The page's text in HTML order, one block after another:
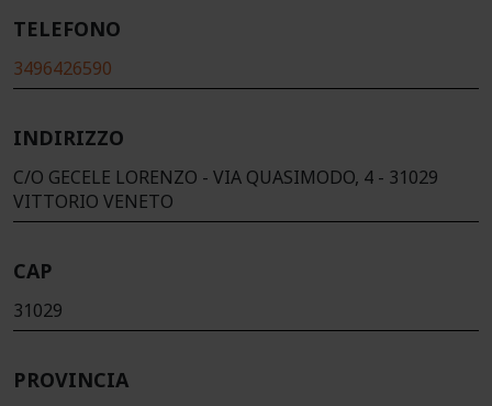
TELEFONO
3496426590
INDIRIZZO
C/O GECELE LORENZO - VIA QUASIMODO, 4 - 31029
VITTORIO VENETO
CAP
31029
PROVINCIA